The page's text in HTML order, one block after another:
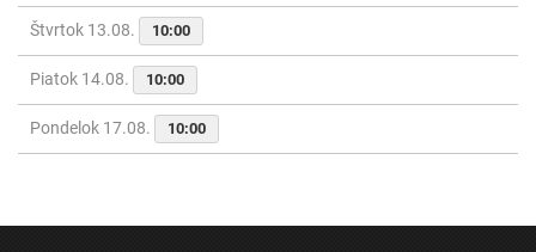
Štvrtok 13.08. 10:00
Piatok 14.08. 10:00
Pondelok 17.08. 10:00